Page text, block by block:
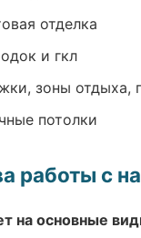
отделка
и гкл
зоны отдыха,
потолки
работы с
на основные